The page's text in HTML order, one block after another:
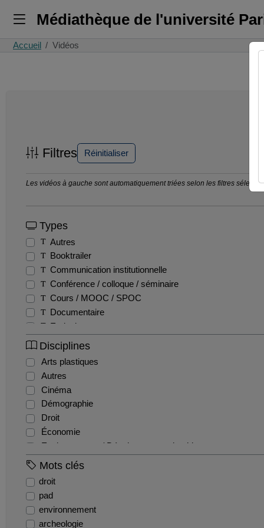
Médiathèque de l'université
Accueil Vidéos
Filtres Réinitialiser
Les vidéos à gauche sont automatiquement triées selon les filtres
Types
Autres
Booktrailer
Communication institutionnelle
Conférence / colloque / séminaire
Cours / MOOC / SPOC
Documentaire
Emission
Entretien / Témoignage / Retour d'expérience
Fiction
Film pédagogique
Reportage
Disciplines
Arts plastiques
Autres
Cinéma
Démographie
Droit
Économie
Environnement / Développement durable
EPS
Histoire
Mots clés
droit
pad
environnement
archeologie